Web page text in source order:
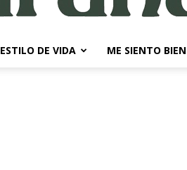
ESTILO DE VIDA ME SIENTO BIEN